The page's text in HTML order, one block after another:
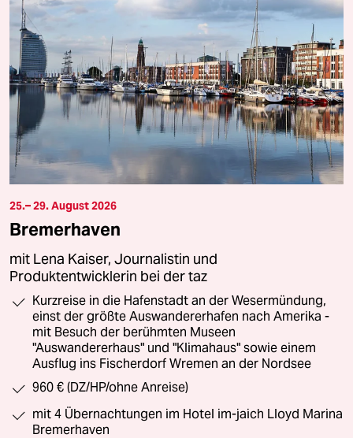
25.– 29. August 2026
Bremerhaven
mit Lena Kaiser, Journalistin und
Produktentwicklerin bei der taz
Kurzreise in die Hafenstadt an der Wesermündung,
einst der größte Auswandererhafen nach Amerika -
mit Besuch der berühmten Museen
"Auswandererhaus" und "Klimahaus" sowie einem
Ausflug ins Fischerdorf Wremen an der Nordsee
960 € (DZ/HP/ohne Anreise)
mit 4 Übernachtungen im Hotel im-jaich Lloyd Marina
Bremerhaven